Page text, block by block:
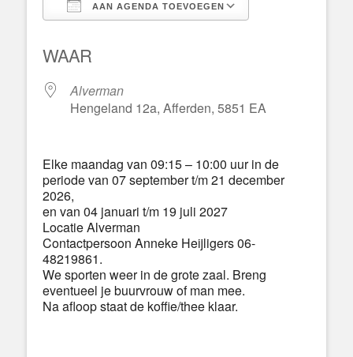
AAN AGENDA TOEVOEGEN
WAAR
Alverman
Hengeland 12a, Afferden, 5851 EA
Elke maandag van 09:15 – 10:00 uur in de
periode van 07 september t/m 21 december
2026,
en van 04 januari t/m 19 juli 2027
Locatie Alverman
Contactpersoon Anneke Heijligers 06-
48219861.
We sporten weer in de grote zaal. Breng
eventueel je buurvrouw of man mee.
Na afloop staat de koffie/thee klaar.